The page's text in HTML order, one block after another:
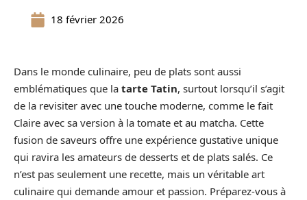
18 février 2026
Dans le monde culinaire, peu de plats sont aussi
emblématiques que la tarte Tatin, surtout lorsqu’il s’agit
de la revisiter avec une touche moderne, comme le fait
Claire avec sa version à la tomate et au matcha. Cette
fusion de saveurs offre une expérience gustative unique
qui ravira les amateurs de desserts et de plats salés. Ce
n’est pas seulement une recette, mais un véritable art
culinaire qui demande amour et passion. Préparez-vous à